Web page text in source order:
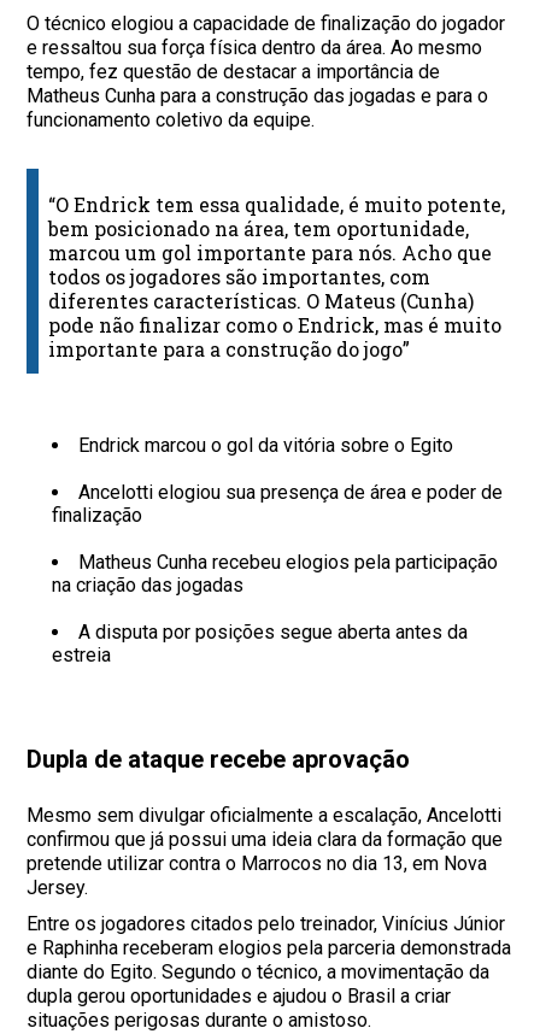
O técnico elogiou a capacidade de finalização do jogador
e ressaltou sua força física dentro da área. Ao mesmo
tempo, fez questão de destacar a importância de
Matheus Cunha para a construção das jogadas e para o
funcionamento coletivo da equipe.
“O Endrick tem essa qualidade, é muito potente,
bem posicionado na área, tem oportunidade,
marcou um gol importante para nós. Acho que
todos os jogadores são importantes, com
diferentes características. O Mateus (Cunha)
pode não finalizar como o Endrick, mas é muito
importante para a construção do jogo”
Endrick marcou o gol da vitória sobre o Egito
Ancelotti elogiou sua presença de área e poder de
finalização
Matheus Cunha recebeu elogios pela participação
na criação das jogadas
A disputa por posições segue aberta antes da
estreia
Dupla de ataque recebe aprovação
Mesmo sem divulgar oficialmente a escalação, Ancelotti
confirmou que já possui uma ideia clara da formação que
pretende utilizar contra o Marrocos no dia 13, em Nova
Jersey.
Entre os jogadores citados pelo treinador, Vinícius Júnior
e Raphinha receberam elogios pela parceria demonstrada
diante do Egito. Segundo o técnico, a movimentação da
dupla gerou oportunidades e ajudou o Brasil a criar
situações perigosas durante o amistoso.